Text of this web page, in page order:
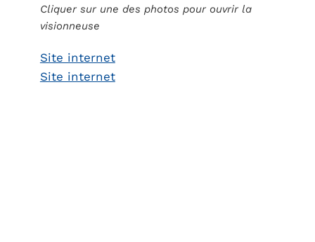
Cliquer sur une des photos pour ouvrir la
visionneuse
Site internet
Site internet